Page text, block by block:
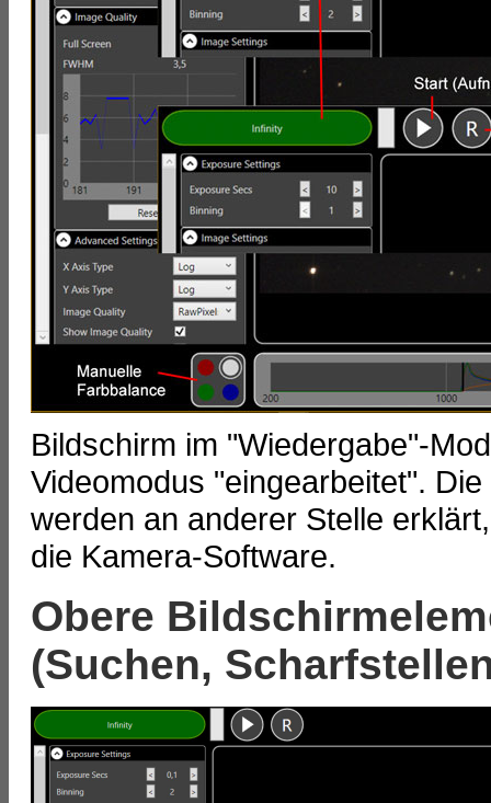
Bildschirm im "Wiedergabe"-
Videomodus "eingearbeitet".
werden an anderer Stelle
die Kamera-Software.
Obere
(Suchen,